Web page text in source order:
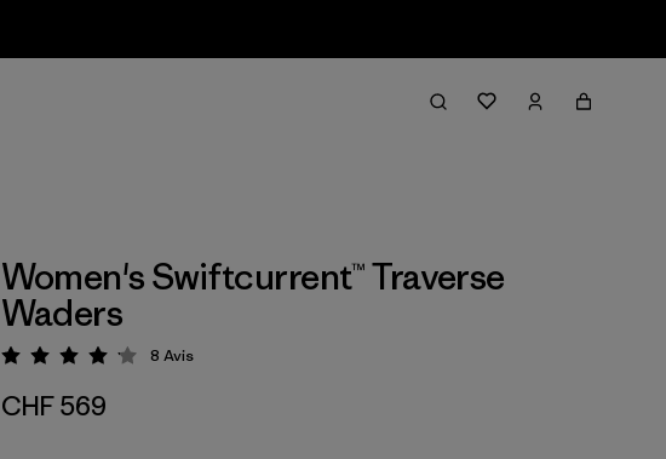
Women's Swiftcurrent™ Traverse
Waders
Évaluation: 4.1 / 5
8 Avis
CHF 569